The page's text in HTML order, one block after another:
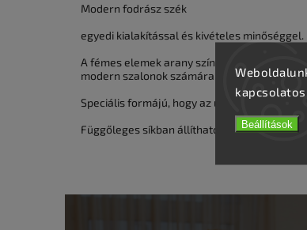
Beállítások
Modern fodrász szék
egyedi kialakítással és kivételes minőséggel.
A fémes elemek arany színben csillognak,
modern szalonok számára.
Speciális formájú, hogy az ügyfél kényelmes
Függőleges síkban állítható. Nagyon stabil